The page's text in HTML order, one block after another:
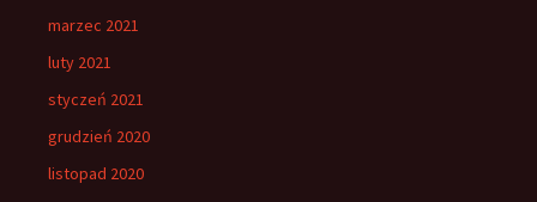
marzec 2021
luty 2021
styczeń 2021
grudzień 2020
listopad 2020